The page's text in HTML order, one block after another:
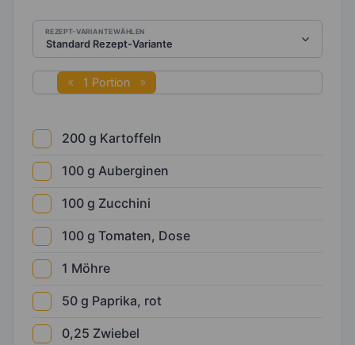
REZEPT-VARIANTE WÄHLEN
1 Portion
200 g Kartoffeln
100 g Auberginen
100 g Zucchini
100 g Tomaten, Dose
1 Möhre
50 g Paprika, rot
0,25 Zwiebel